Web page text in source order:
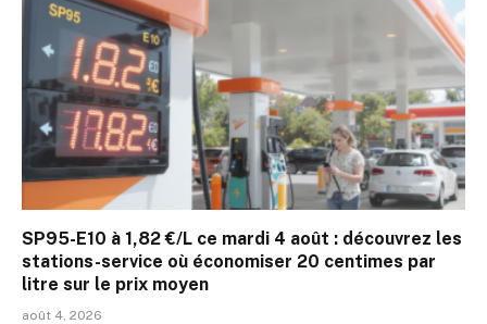
SP95-E10 à 1,82 €/L ce mardi 4 août : découvrez les
stations-service où économiser 20 centimes par
litre sur le prix moyen
août 4, 2026